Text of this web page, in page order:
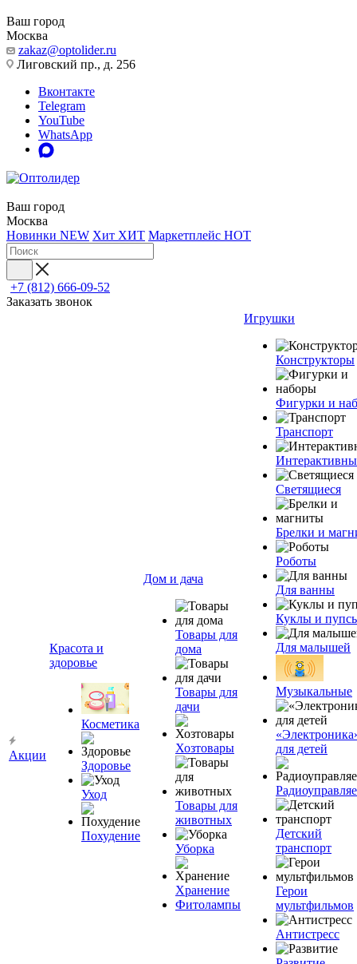
Ваш город
Москва
zakaz@optolider.ru
Лиговский пр., д. 256
Вконтакте
Telegram
YouTube
WhatsApp
Ваш город
Москва
Новинки NEW Хит ХИТ Маркетплейс HOT
+7 (812) 666-09-52
Заказать звонок
Акции
Красота и
здоровье
Косметика
Здоровье
Уход
Похудение
Дом и дача
Товары для
дома
Товары для
дачи
Хозтовары
Товары для
животных
Уборка
Хранение
Фитолампы
Игрушки
Конструкторы
Фигурки и
Транспорт
Светящиеся
Брелки и
Роботы
Для ванны
Куклы и
Для малышей
Музыкальные
для детей
Детский
транспорт
Герои
мультфильмов
Антистресс